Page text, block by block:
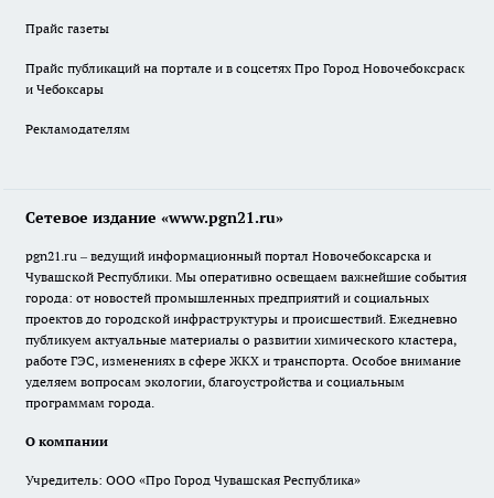
Прайс газеты
Прайс публикаций на портале и в соцсетях Про Город Новочебоксраск
и Чебоксары
Рекламодателям
Сетевое издание «www.pgn21.ru»
pgn21.ru – ведущий информационный портал Новочебоксарска и
Чувашской Республики. Мы оперативно освещаем важнейшие события
города: от новостей промышленных предприятий и социальных
проектов до городской инфраструктуры и происшествий. Ежедневно
публикуем актуальные материалы о развитии химического кластера,
работе ГЭС, изменениях в сфере ЖКХ и транспорта. Особое внимание
уделяем вопросам экологии, благоустройства и социальным
программам города.
О компании
Учредитель: ООО «Про Город Чувашская Республика»